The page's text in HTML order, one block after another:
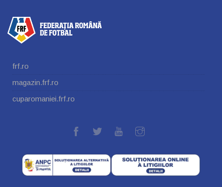
frf.ro
magazin.frf.ro
cuparomaniei.frf.ro